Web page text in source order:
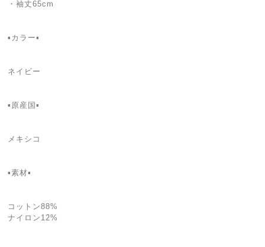
・袖丈65cm
▪カラー▪
ネイビー
▪️原産国▪
メキシコ
▪️素材▪
コットン88%
ナイロン12%